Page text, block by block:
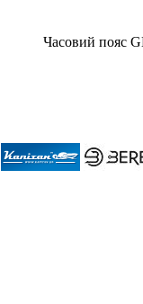
Часовий пояс